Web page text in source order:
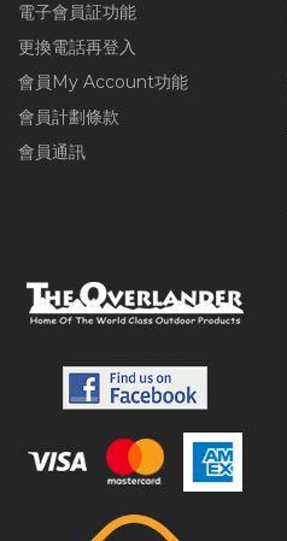
電子會員証功能
更換電話再登入
會員My Account功能
會員計劃條款
會員通訊